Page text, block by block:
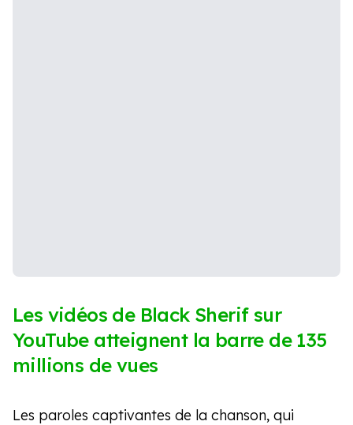
Les vidéos de Black Sherif sur
YouTube atteignent la barre de 135
millions de vues
Les paroles captivantes de la chanson, qui